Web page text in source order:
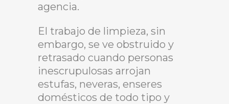
agencia.
El trabajo de limpieza, sin
embargo, se ve obstruido y
retrasado cuando personas
inescrupulosas arrojan
estufas, neveras, enseres
domésticos de todo tipo y